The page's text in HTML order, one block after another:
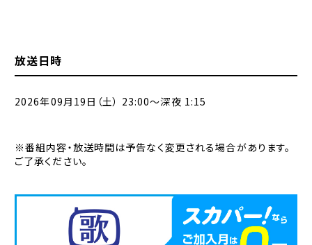
放送日時
2026年09月19日（土） 23:00〜深夜 1:15
※番組内容・放送時間は予告なく変更される場合があります。
ご了承ください。